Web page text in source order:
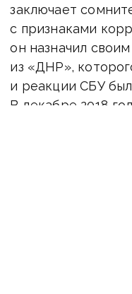
заключает
с признаками
он назначил
из «ДНР»,
и реакции СБУ
В декабре 2018